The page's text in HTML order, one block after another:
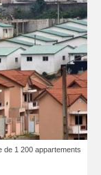
1 200 appartements